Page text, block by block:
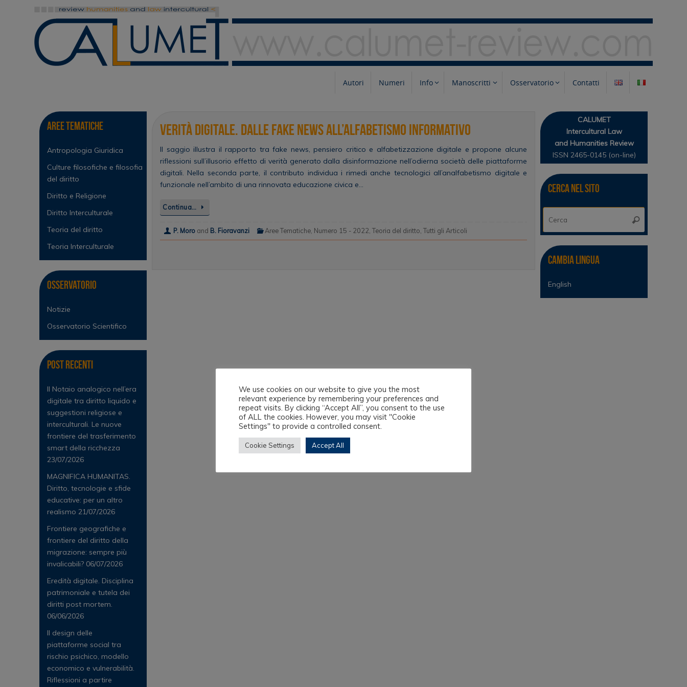
Autori Numeri Info Manoscritti Osservatorio Contatti
Verità digitale. Dalle fake news all’alfabetismo informativo
Il saggio illustra il rapporto tra fake news, pensiero critico e alfabetizzazione digitale e propone alcune
riflessioni sull’illusorio effetto di verità generato dalla disinformazione nell’odierna società delle piattaforme
digitali. Nella seconda parte, il contributo individua i rimedi anche tecnologici all’analfabetismo digitale e
funzionale nell’ambito di una rinnovata educazione civica e…
Continua…
P. Moro and B. Fioravanzi Aree Tematiche, Numero 15 - 2022,Teoria del diritto,Tutti gli Articoli
Aree tematiche
Antropologia Giuridica
Culture filosofiche e filosofia
del diritto
Diritto e Religione
Diritto Interculturale
Teoria del diritto
Teoria Interculturale
Osservatorio
Notizie
Osservatorio Scientifico
Post Recenti
Il Notaio analogico nell’era
digitale tra diritto liquido e
suggestioni religiose e
interculturali. Le nuove
frontiere del trasferimento
smart della ricchezza
23/07/2026
MAGNIFICA HUMANITAS.
Diritto, tecnologie e sfide
educative: per un altro
realismo 21/07/2026
Frontiere geografiche e
frontiere del diritto della
migrazione: sempre più
invalicabili? 06/07/2026
Eredità digitale. Disciplina
patrimoniale e tutela dei
diritti post mortem.
06/06/2026
Il design delle
piattaforme social tra
rischio psichico, modello
economico e vulnerabilità.
Riflessioni a partire
CALUMET
Intercultural Law
and Humanities Review
ISSN 2465-0145 (on-line)
Cerca nel sito
Cerca
Cambia lingua
English
We use cookies on our website to give you the most
relevant experience by remembering your preferences and
repeat visits. By clicking “Accept All”, you consent to the use
of ALL the cookies. However, you may visit "Cookie
Settings" to provide a controlled consent.
Cookie Settings Accept All